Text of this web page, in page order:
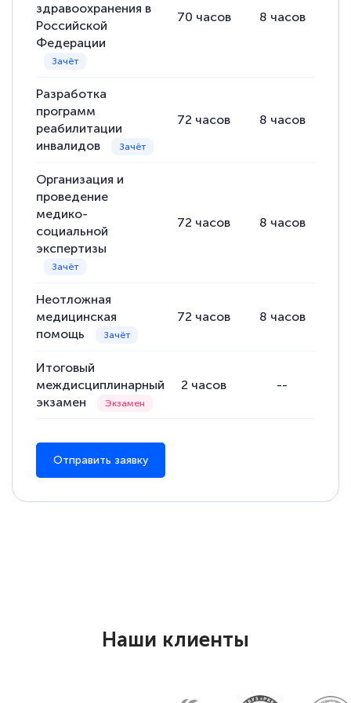
полезных материалов помогли
подготовиться к тестированию. Это
книги, методические рекомендации,
достаточно. Курс помогает пройти
аттестацию в школе. Спасибо!
Евгения Коротких
Знаток города 2 уровня
12 марта 2026
вежливое сопровождение! Всё чётко и
понятно! Проходила повышение
Знаток города 5 уровня
11 марта 2026
Всем добрый день! Я прошла курс
специалисты, ответили на все
здравоохранения в
Российской
Федерации
70 часов 8 часов
Разработка
программ
реабилитации
инвалидов
72 часов 8 часов
Организация и
проведение
медико-
социальной
экспертизы
72 часов 8 часов
Неотложная
медицинская
помощь
72 часов 8 часов
Итоговый
междисциплинарный
экзамен
2 часов --
Отправить заявку
Наши клиенты